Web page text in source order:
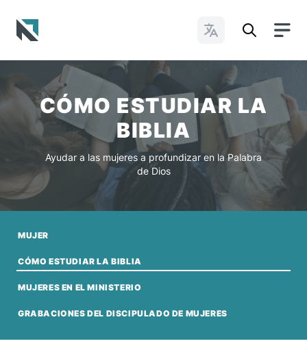
Cambiar idioma
CÓMO ESTUDIAR LA
BIBLIA
Ayudar a las mujeres a profundizar en la Palabra
de Dios
MUJER
CÓMO ESTUDIAR LA BIBLIA
MUJERES EN EL MINISTERIO
GRABACIONES DEL DISCIPULADO DE MUJERES